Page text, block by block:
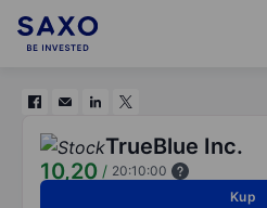
TrueBlue Inc.
10,20 / 20:10:00
Kup